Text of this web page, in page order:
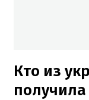
Кто из